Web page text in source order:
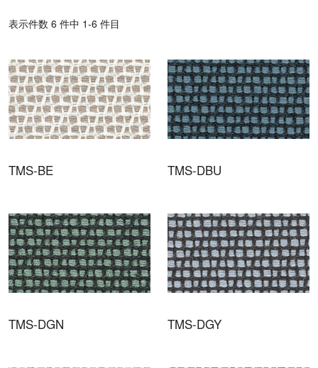
表⽰件数 6 件中 1-6 件目
TMS-BE TMS-DBU
TMS-DGN TMS-DGY